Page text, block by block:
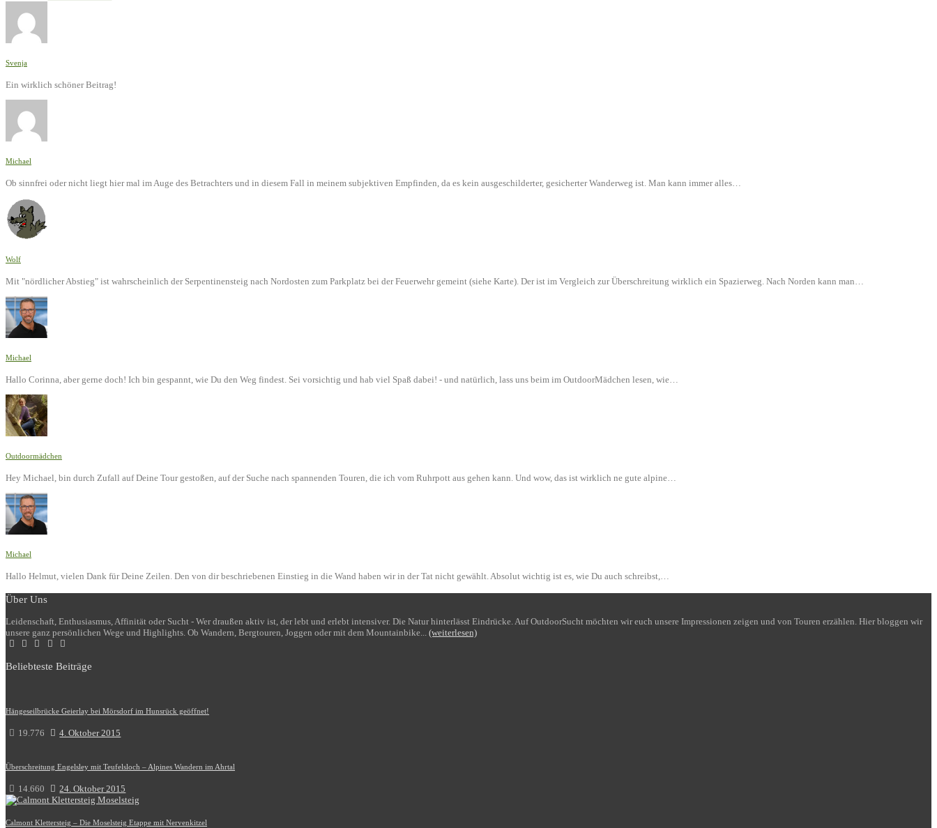
Svenja
Ein wirklich schöner Beitrag!
Michael
Ob sinnfrei oder nicht liegt hier mal im Auge des Betrachters und in diesem Fall in meinem subjektiven Empfinden, da es kein ausgeschilderter, gesicherter Wanderweg ist. Man kann immer alles…
Wolf
Mit "nördlicher Abstieg" ist wahrscheinlich der Serpentinensteig nach Nordosten zum Parkplatz bei der Feuerwehr gemeint (siehe Karte). Der ist im Vergleich zur Überschreitung wirklich ein Spazierweg. Nach Norden kann man…
Michael
Hallo Corinna, aber gerne doch! Ich bin gespannt, wie Du den Weg findest. Sei vorsichtig und hab viel Spaß dabei! - und natürlich, lass uns beim im OutdoorMädchen lesen, wie…
Outdoormädchen
Hey Michael, bin durch Zufall auf Deine Tour gestoßen, auf der Suche nach spannenden Touren, die ich vom Ruhrpott aus gehen kann. Und wow, das ist wirklich ne gute alpine…
Michael
Hallo Helmut, vielen Dank für Deine Zeilen. Den von dir beschriebenen Einstieg in die Wand haben wir in der Tat nicht gewählt. Absolut wichtig ist es, wie Du auch schreibst,…
Über Uns
Leidenschaft, Enthusiasmus, Affinität oder Sucht - Wer draußen aktiv ist, der lebt und erlebt intensiver. Die Natur hinterlässt Eindrücke. Auf OutdoorSucht möchten wir euch unsere Impressionen zeigen und von Touren erzählen. Hier bloggen wir
unsere ganz persönlichen Wege und Highlights. Ob Wandern, Bergtouren, Joggen oder mit dem Mountainbike... (weiterlesen)
Beliebteste Beiträge
Hängeseilbrücke Geierlay bei Mörsdorf im Hunsrück geöffnet!
19.776 4. Oktober 2015
Überschreitung Engelsley mit Teufelsloch – Alpines Wandern im Ahrtal
14.660 24. Oktober 2015
Calmont Klettersteig – Die Moselsteig Etappe mit Nervenkitzel